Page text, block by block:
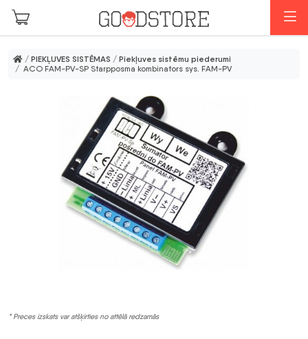
Skip to main content
/ PIEKĻUVES SISTĒMAS / Piekļuves sistēmu piederumi
/ ACO FAM-PV-SP Starpposma kombinators sys. FAM-PV
* Preces izskats var atšķirties no attēlā redzamās